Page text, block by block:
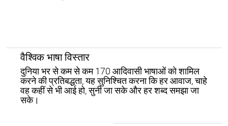
वैश्विक भाषा विस्तार
दुनिया भर से कम से कम 170 आदिवासी भाषाओं को शामिल
करने की प्रतिबद्धता, यह सुनिश्चित करना कि हर आवाज, चाहे
वह कहीं से भी आई हो, सुनी जा सके और हर शब्द समझा जा
सके।